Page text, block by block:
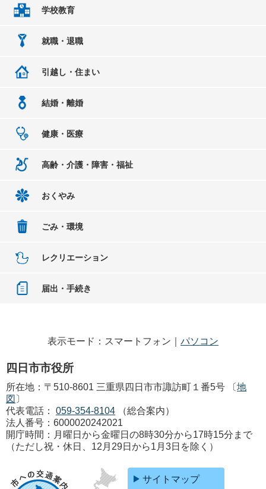
学校教育
就職・退職
引越し・住まい
結婚・離婚
健康・医療
高齢・介護・障害・福祉
おくやみ
ごみ・環境
レクリエーション
届出・手続き
表示モード：スマートフォン｜ パソコン
四日市市役所
所在地：〒510-8601 三重県四日市市諏訪町１番5号 〔地
図 〕
代表電話：
059-354-8104
（総合案内）
法人番号：6000020242021
開庁時間：月曜日から金曜日の8時30分から17時15分まで
（ただし祝・休日、12月29日から1月3日を除く）
サイトマップ